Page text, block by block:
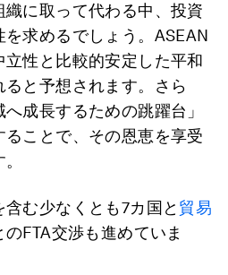
に取って代わる中、投資
求めるでしょう。ASEAN
性と比較的安定した平和
と予想されます。さら
成長するための跳躍台」
ることで、その恩恵を享受
む少なくとも7カ国と 貿易
のFTA交渉も進めていま